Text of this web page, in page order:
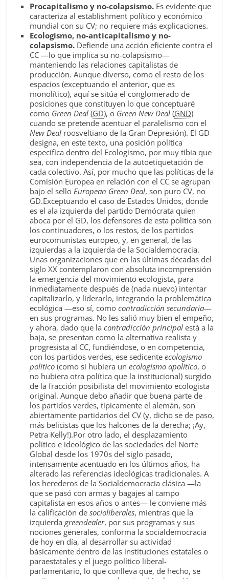
Procapitalismo y no-colapsismo. Es evidente que
caracteriza al establishment político y económico
mundial con su CV; no requiere más explicaciones.
Ecologismo, no-anticapitalismo y no-
colapsismo. Defiende una acción eficiente contra el
CC —lo que implica su no-colapsismo—
manteniendo las relaciones capitalistas de
producción. Aunque diverso, como el resto de los
espacios (exceptuando el anterior, que es
monolítico), aquí se sitúa el conglomerado de
posiciones que constituyen lo que conceptuaré
como Green Deal (GD), o Green New Deal (GND)
cuando se pretende acentuar el paralelismo con el
New Deal roosveltiano de la Gran Depresión). El GD
designa, en este texto, una posición política
específica dentro del Ecologismo, por muy tibia que
sea, con independencia de la autoetiquetación de
cada colectivo. Así, por mucho que las políticas de la
Comisión Europea en relación con el CC se agrupan
bajo el sello European Green Deal, son puro CV, no
GD.Exceptuando el caso de Estados Unidos, donde
es el ala izquierda del partido Demócrata quien
aboca por el GD, los defensores de esta política son
los continuadores, o los restos, de los partidos
eurocomunistas europeo, y, en general, de las
izquierdas a la izquierda de la Socialdemocracia.
Unas organizaciones que en las últimas décadas del
siglo XX contemplaron con absoluta incomprensión
la emergencia del movimiento ecologista, para
inmediatamente después de (nada nuevo) intentar
capitalizarlo, y liderarlo, integrando la problemática
ecológica —eso sí, comocontradicción secundaria—
en sus programas. No les salió muy bien el empeño,
y ahora, dado que lacontradicción principal está a la
baja, se presentan como la alternativa realista y
progresista al CC, fundiéndose, o en competencia,
con los partidos verdes, ese sedicenteecologismo
político (como si hubiera unecologismo apolítico, o
no hubiera otra política que la institucional) surgido
de la fracción posibilista del movimiento ecologista
original. Aunque debo añadir que buena parte de
los partidos verdes, típicamente el alemán, son
abiertamente partidarios del CV (y, dicho se de paso,
más belicistas que los halcones de la derecha; ¡Ay,
Petra Kelly!).Por otro lado, el desplazamiento
político e ideológico de las sociedades del Norte
Global desde los 1970s del siglo pasado,
intensamente acentuado en los últimos años, ha
alterado las referencias ideológicas tradicionales. A
los herederos de la Socialdemocracia clásica —la
que se pasó con armas y bagajes al campo
capitalista en esos años o antes— le conviene más
la calificación desocioliberales, mientras que la
izquierda greendealer, por sus programas y sus
nociones generales, conforma la socialdemocracia
de hoy en día, al desarrollar su actividad
básicamente dentro de las instituciones estatales o
paraestatales y el juego político liberal-
parlamentario, lo que conlleva que, de hecho, se